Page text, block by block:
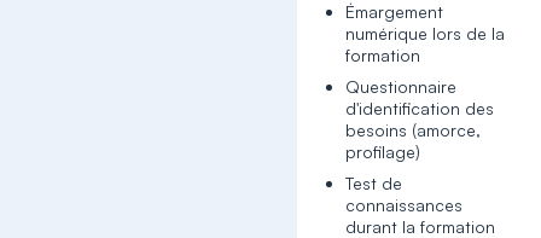
Émargement
numérique lors de la
formation
Questionnaire
d'identification des
besoins (amorce,
profilage)
Test de
connaissances
durant la formation